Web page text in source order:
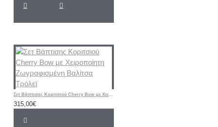
Σετ Βάπτισης Κοριτσιού Cherry Bow με Χειροποίητη Ζωγραφισμένη Βαλίτσα Τρόλεϊ
315,00€